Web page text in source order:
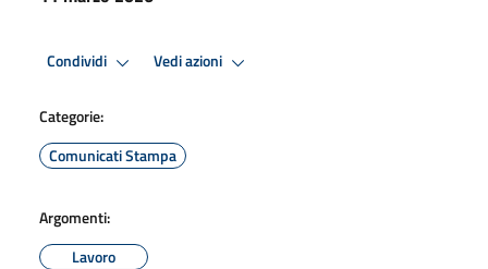
Condividi Vedi azioni
Categorie:
Comunicati Stampa
Argomenti:
Lavoro